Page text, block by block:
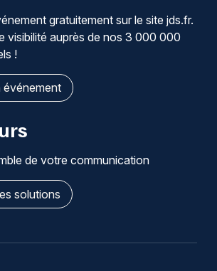
gratuitement sur le site jds.fr.
visibilité auprès de nos 3 000 000
!
événement
de votre communication
solutions